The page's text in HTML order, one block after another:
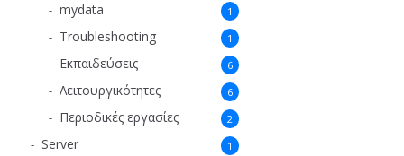
mydata 1
Troubleshooting 1
Εκπαιδεύσεις 6
Λειτουργικότητες 6
Περιοδικές εργασίες 2
Server 1